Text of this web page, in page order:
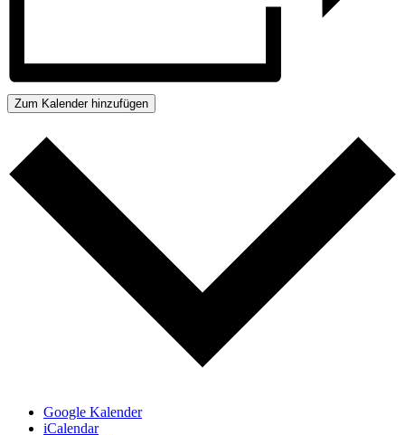
Zum Kalender hinzufügen
Google Kalender
iCalendar